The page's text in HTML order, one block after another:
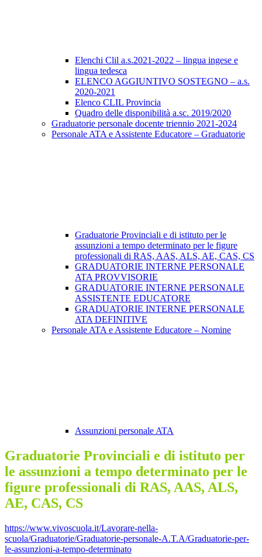
Elenchi Clil a.s.2021-2022 – lingua ingese e
lingua tedesca
ELENCO AGGIUNTIVO SOSTEGNO – a.s.
2020-2021
Elenco CLIL Provincia
Quadro delle disponibilità a.sc. 2019/2020
Graduatorie personale docente triennio 2021-2024
Personale ATA e Assistente Educatore – Graduatorie
Graduatorie Provinciali e di istituto per le
assunzioni a tempo determinato per le figure
professionali di RAS, AAS, ALS, AE, CAS, CS
GRADUATORIE INTERNE PERSONALE
ATA PROVVISORIE
GRADUATORIE INTERNE PERSONALE
ASSISTENTE EDUCATORE
GRADUATORIE INTERNE PERSONALE
ATA DEFINITIVE
Personale ATA e Assistente Educatore – Nomine
Assunzioni personale ATA
Graduatorie Provinciali e di istituto per
le assunzioni a tempo determinato per le
figure professionali di RAS, AAS, ALS,
AE, CAS, CS
https://www.vivoscuola.it/Lavorare-nella-
scuola/Graduatorie/Graduatorie-personale-A.T.A/Graduatorie-per-
le-assunzioni-a-tempo-determinato